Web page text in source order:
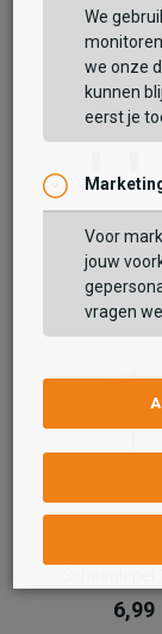
Suede &
7,99
6,99
We
we onze
kunnen
eerst je
Voor
jouw
vragen